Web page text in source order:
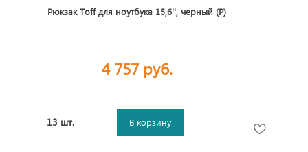
Рюкзак Toff для ноутбука 15,6'', черный (Р)
4 757 руб.
13 шт. В корзину